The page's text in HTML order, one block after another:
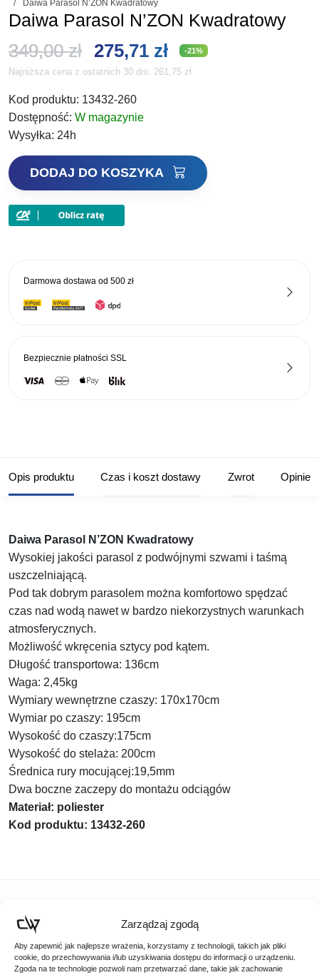
Zarządzaj zgodą
Aby zapewnić jak najlepsze wrażenia, korzystamy z technologii, takich jak pliki
cookie, do przechowywania i/lub uzyskiwania dostępu do informacji o urządzeniu.
Zgoda na te technologie pozwoli nam przetwarzać dane, takie jak zachowanie
/
Daiwa Parasol N’ZON Kwadratowy
Daiwa Parasol N’ZON Kwadratowy
349,00zł Pierwotna
cena
wynosiła:
275,71 złAktualna
cena
-21%
Najniższa cena z ostatnich 30 dni: 261,75 zł
Kod produktu: 13432-260
Dostępność: W magazynie
Wysyłka: 24h
ilość
Daiwa
N'ZON
DODAJ DO KOSZYKA
Darmowa dostawa od 500 zł
Bezpiecznie płatności SSL
Opis produktu Czas i koszt dostawy Zwrot Opinie
Daiwa Parasol N’ZON Kwadratowy
Wysokiej jakości parasol z podwójnymi szwami i taśmą
uszczelniającą.
Pod tak dobrym parasolem można komfortowo spędzać
czas nad wodą nawet w bardzo niekorzystnych warunkach
atmosferycznych.
Możliwość wkręcenia sztycy pod kątem.
Długość transportowa: 136cm
Waga: 2,45kg
Wymiary wewnętrzne czaszy: 170x170cm
Wymiar po czaszy: 195cm
Wysokość do czaszy:175cm
Wysokość do stelaża: 200cm
Średnica rury mocującej:19,5mm
Dwa boczne zaczepy do montażu odciągów
Materiał: poliester
Kod produktu: 13432-260
Podobne produkty
Poznaj podobne produkty, które mogą Ci się spodobać